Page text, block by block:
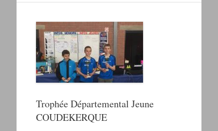
Trophée Départemental Jeune
COUDEKERQUE